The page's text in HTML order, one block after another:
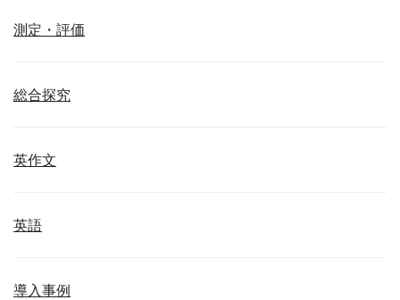
測定・評価
総合探究
英作文
英語
導入事例